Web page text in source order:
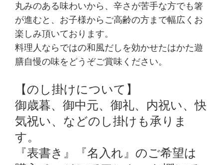
丸みのある味わいから、辛さが苦手な方でも箸
が進むと、お子様からご高齢の方まで幅広くお
楽しみ頂いております。
料理人ならではの和風だしを効かせたはかた遊
膳自慢の味をどうぞご賞味ください。
【のし掛けについて】
御歳暮、御中元、御礼、内祝い、快
気祝い、などのし掛けも承りま
す。
『表書き』『名入れ』のご希望は